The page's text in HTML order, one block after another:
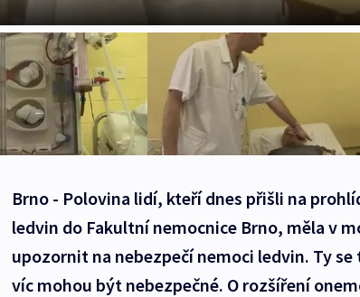
Brno - Polovina lidí, kteří dnes přišli na
ledvin do Fakultní nemocnice Brno, měla v
upozornit na nebezpečí nemoci ledvin. Ty
víc mohou být nebezpečné. O rozšíření